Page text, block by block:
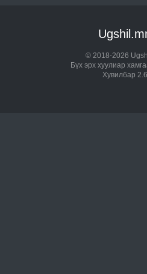
© 2018-2026
Бүх эрх хуулиар
Хувилбар 2.6